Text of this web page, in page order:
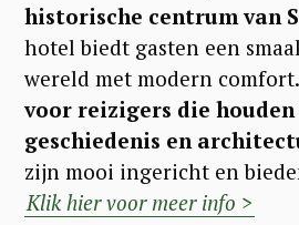
historische centrum van
hotel biedt gasten een
wereld met modern
voor reizigers die houden
geschiedenis en
zijn mooi ingericht en
Klik hier voor meer info >
S
e
a
r